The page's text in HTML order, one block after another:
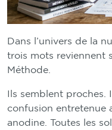
Dans l’univers de la
trois mots reviennent
Méthode.
Ils semblent proches.
confusion entretenue
anodine. Toutes les